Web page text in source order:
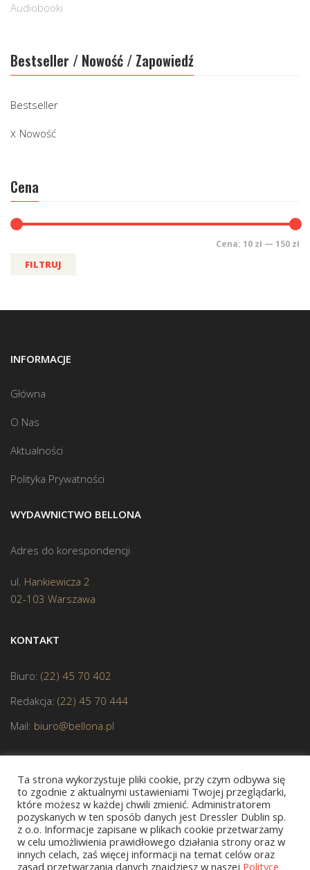
Audiobooki
Bestseller / Nowość / Zapowiedź
Bestseller
Nowość
Cena
FILTRUJ
Cena: 10 zł — 150 zł
INFORMACJE
Główna
O Nas
Aktualności
Polityka Prywatności
WYDAWNICTWO BELLONA
Adres do korespondencji
ul. Hankiewicza 2
02-103 Warszawa
KONTAKT
Biuro: (22) 45 70 402
Redakcja: (22) 45 70 444
Mail: biuro@bellona.pl
JESTEŚMY CZŁONKIEM POLSKIEJ IZBY KSIĄŻKI
Ta strona wykorzystuje pliki cookie, przy czym odbywa się
to zgodnie z aktualnymi ustawieniami Twojej przeglądarki,
które możesz w każdej chwili zmienić. Administratorem
pozyskanych w ten sposób danych jest Dressler Dublin sp.
z o.o. Informacje zapisane w plikach cookie przetwarzamy
w celu umożliwienia prawidłowego działania strony oraz w
innych celach, zaś więcej informacji na temat celów oraz
zasad przetwarzania danych znajdziesz w naszej Polityce